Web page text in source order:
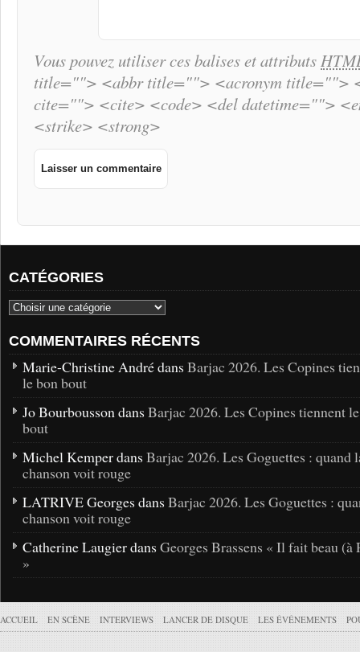
Vous pouvez utiliser ces balises et attributs
title=""> <abbr title=""> <acronym title="">
cite=""> <cite> <code> <del datetime="">
<strike> <strong>
CATÉGORIES
COMMENTAIRES RÉCENTS
Marie-Christine André dans Barjac 2026. Les Copines
le bon bout
Jo Bourbousson dans Barjac 2026. Les Copines tiennent
bout
Michel Kemper dans Barjac 2026. Les Goguettes : quand
chanson voit rouge
LATRIVE Georges dans Barjac 2026. Les Goguettes :
chanson voit rouge
Catherine Laugier dans Georges Brassens « Il fait beau (à
»
ACCUEIL EN SCÈNE INTERVIEWS LANCER DE DISQUE LES ÉVÉNEMENTS